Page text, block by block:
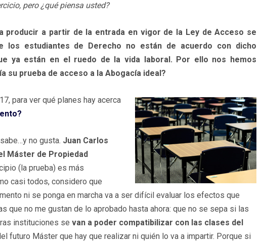
pero ¿qué piensa usted?
producir a partir de la entrada en vigor de la Ley de Acceso se
los estudiantes de Derecho no están de acuerdo con dicho
ya están en el ruedo de la vida laboral. Por ello nos hemos
su prueba de acceso a la Abogacía ideal?
para ver qué planes hay acerca
no gusta. Juan Carlos
Máster de Propiedad
(la prueba) es más
casi todos, considero que
ni se ponga en marcha va a ser difícil evaluar los efectos que
que no me gustan de lo aprobado hasta ahora: que no se sepa si las
instituciones se van a poder compatibilizar con las clases del
futuro Máster que hay que realizar ni quién lo va a impartir. Porque si